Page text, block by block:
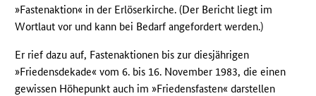
»Fastenaktion« in der Erlöserkirche. (Der Bericht liegt im
Wortlaut vor und kann bei Bedarf angefordert werden.)
Er rief dazu auf, Fastenaktionen bis zur diesjährigen
»Friedensdekade« vom 6. bis 16. November 1983, die einen
gewissen Höhepunkt auch im »Friedensfasten« darstellen